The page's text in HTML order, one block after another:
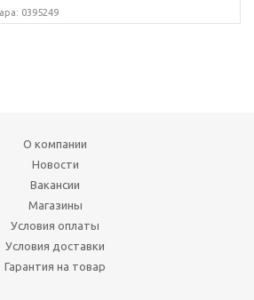
0395249
О компании
Новости
Вакансии
Магазины
Условия оплаты
Условия доставки
Гарантия на товар